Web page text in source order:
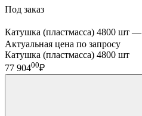
Под заказ
Катушка (пластмасса) 4800 шт —
Актуальная цена по запросу
Катушка (пластмасса) 4800 шт
77 90400₽